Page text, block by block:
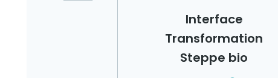
Interface
Transformation
Steppe bio